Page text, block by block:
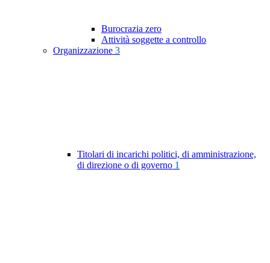
Burocrazia zero
Attività soggette a controllo
Organizzazione 3
Titolari di incarichi politici, di amministrazione,
di direzione o di governo 1